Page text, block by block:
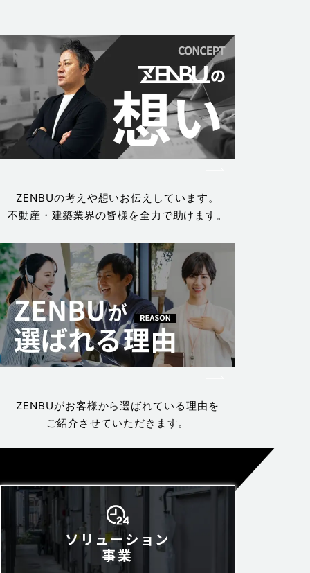
ZENBUの考えや想いお伝えしています。
不動産・建築業界の皆様を全力で助けます。
ZENBUがお客様から選ばれている理由を
ご紹介させていただきます。
ソリューション
事業